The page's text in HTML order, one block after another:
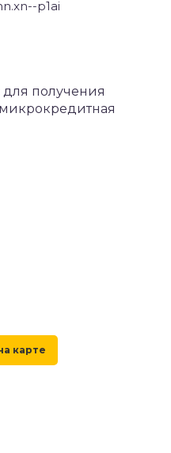
p1ai
для получения